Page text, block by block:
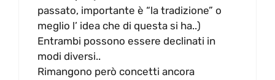
passato, importante è “la tradizione” o
meglio l’ idea che di questa si ha..)
Entrambi possono essere declinati in
modi diversi..
Rimangono però concetti ancora